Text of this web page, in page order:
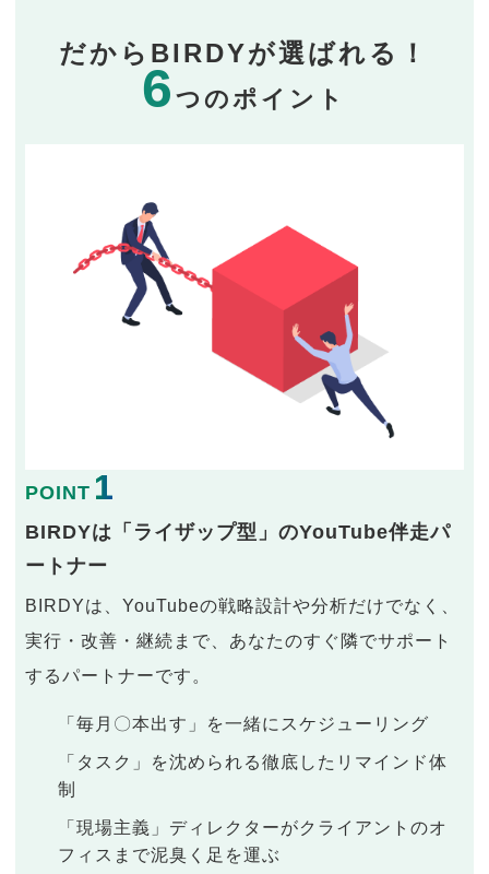
だからBIRDYが選ばれる！
6つのポイント
POINT 1
BIRDYは「ライザップ型」のYouTube伴走パ
ートナー
BIRDYは、YouTubeの戦略設計や分析だけでなく、
実行・改善・継続まで、あなたのすぐ隣でサポート
するパートナーです。
「毎月〇本出す」を一緒にスケジューリング
「タスク」を沈められる徹底したリマインド体
制
「現場主義」ディレクターがクライアントのオ
フィスまで泥臭く足を運ぶ